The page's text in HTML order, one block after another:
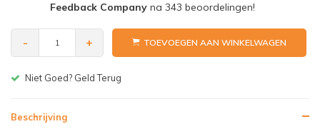
Feedback Companyna 343 beoordelingen!
- + TOEVOEGEN AAN WINKELWAGEN
Gratis bezorgen v.a. € 150,-(NL)
Beschrijving